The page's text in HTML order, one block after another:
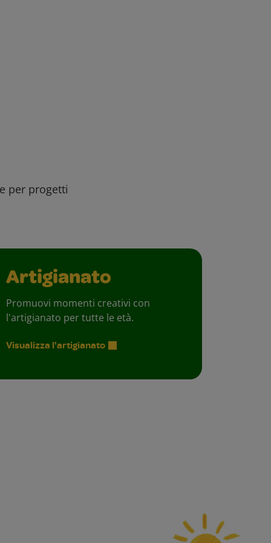
per progetti
Artigianato
Promuovi momenti creativi con
l'artigianato per tutte le età.
Visualizza l'artigianato